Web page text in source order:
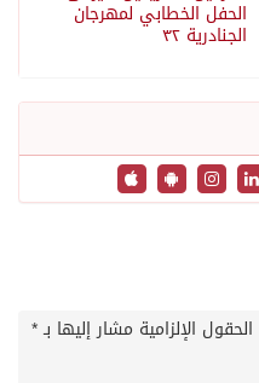
الحفل الخطابي لمهرجان
الجنادرية ٣٢
الحقول الإلزامية مشار إليها بـ*